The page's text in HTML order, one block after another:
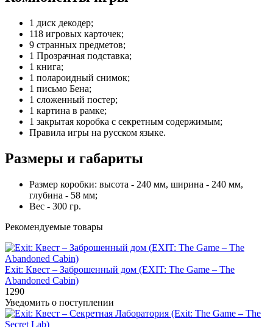
1 диск декодер;
118 игровых карточек;
9 странных предметов;
1 Прозрачная подставка;
1 книга;
1 полароидный снимок;
1 письмо Бена;
1 сложенный постер;
1 картина в рамке;
1 закрытая коробка с секретным содержимым;
Правила игры на русском языке.
Размеры и габариты
Размер коробки: высота - 240 мм, ширина - 240 мм,
глубина - 58 мм;
Вес - 300 гр.
Рекомендуемые товары
Exit: Квест – Заброшенный дом (EXIT: The Game – The
Abandoned Cabin)
1290
Уведомить о поступлении